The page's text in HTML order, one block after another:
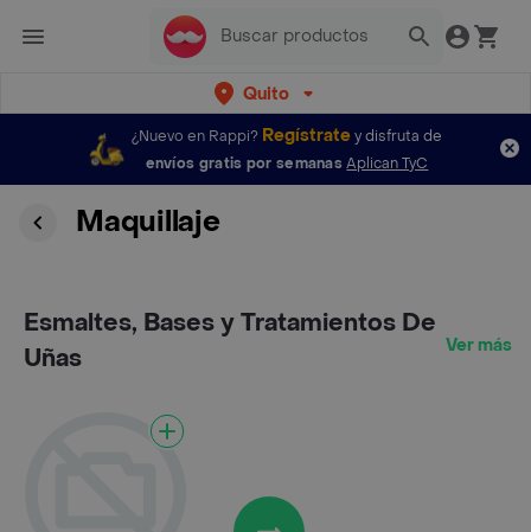
Quito
¿Nuevo en Rappi? Regístratey disfruta de
envíos gratis por semanas Aplican TyC
Maquillaje
Esmaltes, Bases y Tratamientos De
Uñas
Ver más